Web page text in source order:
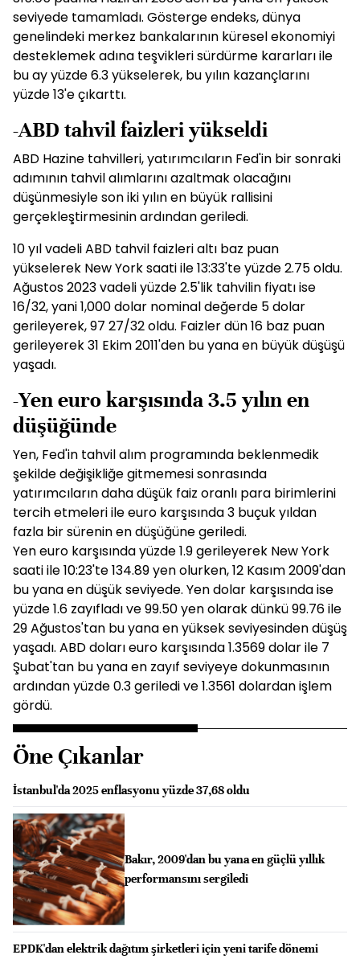
seviyede tamamladı. Gösterge endeks, dünya
genelindeki merkez bankalarının küresel ekonomiyi
desteklemek adına teşvikleri sürdürme kararları ile
bu ay yüzde 6.3 yükselerek, bu yılın kazançlarını
yüzde 13'e çıkarttı.
-ABD tahvil faizleri yükseldi
ABD Hazine tahvilleri, yatırımcıların Fed'in bir sonraki
adımının tahvil alımlarını azaltmak olacağını
düşünmesiyle son iki yılın en büyük rallisini
gerçekleştirmesinin ardından geriledi.
10 yıl vadeli ABD tahvil faizleri altı baz puan
yükselerek New York saati ile 13:33'te yüzde 2.75 oldu.
Ağustos 2023 vadeli yüzde 2.5'lik tahvilin fiyatı ise
16/32, yani 1,000 dolar nominal değerde 5 dolar
gerileyerek, 97 27/32 oldu. Faizler dün 16 baz puan
gerileyerek 31 Ekim 2011'den bu yana en büyük düşüşü
yaşadı.
-Yen euro karşısında 3.5 yılın en
düşüğünde
Yen, Fed'in tahvil alım programında beklenmedik
şekilde değişikliğe gitmemesi sonrasında
yatırımcıların daha düşük faiz oranlı para birimlerini
tercih etmeleri ile euro karşısında 3 buçuk yıldan
fazla bir sürenin en düşüğüne geriledi.
Yen euro karşısında yüzde 1.9 gerileyerek New York
saati ile 10:23'te 134.89 yen olurken, 12 Kasım 2009'dan
bu yana en düşük seviyede. Yen dolar karşısında ise
yüzde 1.6 zayıfladı ve 99.50 yen olarak dünkü 99.76 ile
29 Ağustos'tan bu yana en yüksek seviyesinden düşüş
yaşadı. ABD doları euro karşısında 1.3569 dolar ile 7
Şubat'tan bu yana en zayıf seviyeye dokunmasının
ardından yüzde 0.3 geriledi ve 1.3561 dolardan işlem
gördü.
Öne Çıkanlar
İstanbul'da 2025 enflasyonu yüzde 37,68 oldu
Bakır, 2009'dan bu yana en güçlü yıllık
performansını sergiledi
EPDK'dan elektrik dağıtım şirketleri için yeni tarife dönemi